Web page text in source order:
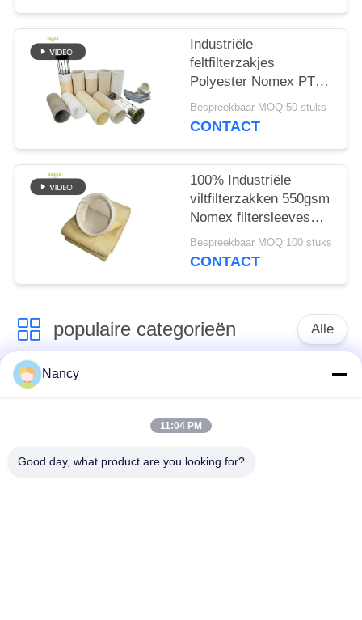
Industriële
feltfilterzakjes
Polyester Nomex PTFE
PPS P84 Glasvezel
voor stofopvang in
staalfabrieken en
aanverwante
industrieën
Bespreekbaar MOQ:50 stuks
CONTACT
100% Industriële
viltfilterzakken 550gsm
Nomex filtersleeves
met PTFE-membraan
Bespreekbaar MOQ:100 stuks
CONTACT
populaire categorieën Alle
Stofopvangfilterzakken
Nancy
11:04 PM
Good day, what product are you looking for?